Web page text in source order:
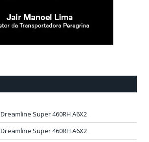
Dreamline Super 460RH A6X2
Dreamline Super 460RH A6X2